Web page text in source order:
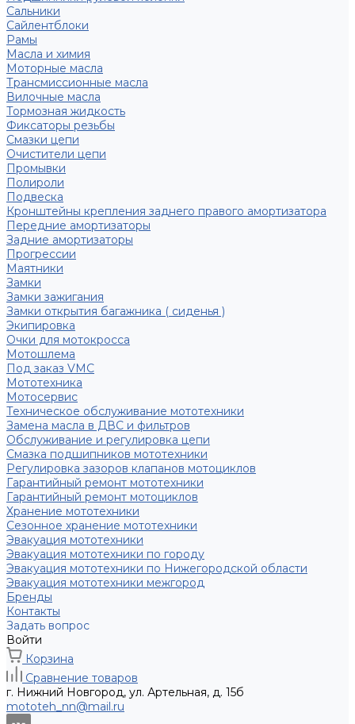
Сальники
Сайлентблоки
Рамы
Масла и химия
Моторные масла
Трансмиссионные масла
Вилочные масла
Тормозная жидкость
Фиксаторы резьбы
Смазки цепи
Очистители цепи
Промывки
Полироли
Подвеска
Кронштейны крепления заднего правого амортизатора
Передние амортизаторы
Задние амортизаторы
Прогрессии
Маятники
Замки
Замки зажигания
Замки открытия багажника ( сиденья )
Экипировка
Очки для мотокросса
Мотошлема
Под заказ VMC
Мототехника
Мотосервис
Техническое обслуживание мототехники
Замена масла в ДВС и фильтров
Обслуживание и регулировка цепи
Смазка подшипников мототехники
Регулировка зазоров клапанов мотоциклов
Гарантийный ремонт мототехники
Гарантийный ремонт мотоциклов
Хранение мототехники
Сезонное хранение мототехники
Эвакуация мототехники
Эвакуация мототехники по городу
Эвакуация мототехники по Нижегородской области
Эвакуация мототехники межгород
Бренды
Контакты
Задать вопрос
Войти
Корзина
Сравнение товаров
г. Нижний Новгород, ул. Артельная, д. 15б
mototeh_nn@mail.ru